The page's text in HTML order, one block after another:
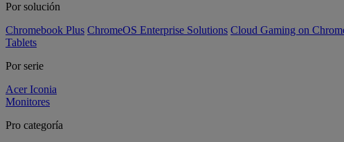
Por solución
Chromebook Plus ChromeOS Enterprise Solutions Cloud Gaming on
Tablets
Por serie
Acer Iconia
Monitores
Pro categoría